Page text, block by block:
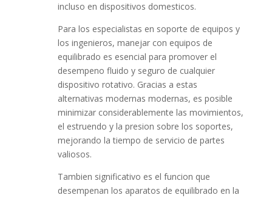
incluso en dispositivos domesticos.
Para los especialistas en soporte de equipos y
los ingenieros, manejar con equipos de
equilibrado es esencial para promover el
desempeno fluido y seguro de cualquier
dispositivo rotativo. Gracias a estas
alternativas modernas modernas, es posible
minimizar considerablemente las movimientos,
el estruendo y la presion sobre los soportes,
mejorando la tiempo de servicio de partes
valiosos.
Tambien significativo es el funcion que
desempenan los aparatos de equilibrado en la